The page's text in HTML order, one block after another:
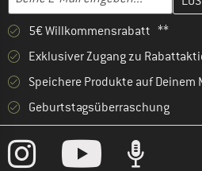
5€ Willkommensrabatt **
Exklusiver Zugang zu
Speichere Produkte auf Deinem
Geburtstagsüberraschung